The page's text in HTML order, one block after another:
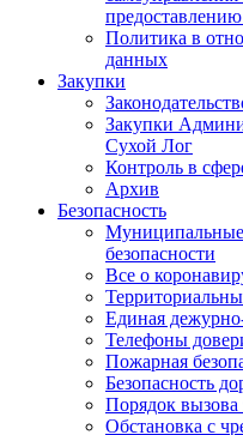
Политика в
данных
Закупки
Закупки
Сухой Лог
Контроль в
Архив
Безопасность
безопасности
Все о
Единая
Телефоны
Пожарная
Безопасность
Порядок
Обстановка с